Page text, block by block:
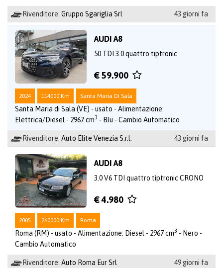
Rivenditore: Gruppo Sgariglia Srl 43 giorni fa
AUDI A8
50 TDI 3.0 quattro tiptronic
€ 59.900
2024 114000 Km Santa Maria Di Sala
Santa Maria di Sala (VE) - usato - Alimentazione:
Elettrica/Diesel - 2967 cm3 - Blu - Cambio Automatico
Rivenditore: Auto Elite Venezia S.r.l. 43 giorni fa
AUDI A8
3.0 V6 TDI quattro tiptronic CRONO
€ 4.980
2005 260000 Km Roma
Roma (RM) - usato - Alimentazione: Diesel - 2967 cm3 - Nero -
Cambio Automatico
Rivenditore: Auto Roma Eur Srl 49 giorni fa